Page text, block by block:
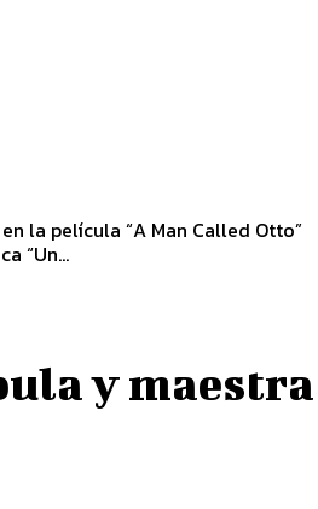
la película “A Man Called Otto”
“Un...
y maestra